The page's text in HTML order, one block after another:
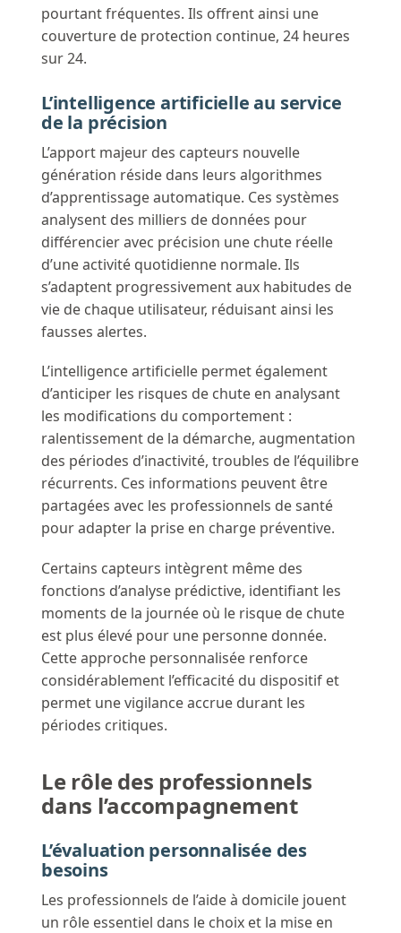
pourtant fréquentes. Ils offrent ainsi une
couverture de protection continue, 24 heures
sur 24.
L’intelligence artificielle au service
de la précision
L’apport majeur des capteurs nouvelle
génération réside dans leurs algorithmes
d’apprentissage automatique. Ces systèmes
analysent des milliers de données pour
différencier avec précision une chute réelle
d’une activité quotidienne normale. Ils
s’adaptent progressivement aux habitudes de
vie de chaque utilisateur, réduisant ainsi les
fausses alertes.
L’intelligence artificielle permet également
d’anticiper les risques de chute en analysant
les modifications du comportement :
ralentissement de la démarche, augmentation
des périodes d’inactivité, troubles de l’équilibre
récurrents. Ces informations peuvent être
partagées avec les professionnels de santé
pour adapter la prise en charge préventive.
Certains capteurs intègrent même des
fonctions d’analyse prédictive, identifiant les
moments de la journée où le risque de chute
est plus élevé pour une personne donnée.
Cette approche personnalisée renforce
considérablement l’efficacité du dispositif et
permet une vigilance accrue durant les
périodes critiques.
Le rôle des professionnels
dans l’accompagnement
L’évaluation personnalisée des
besoins
Les professionnels de l’aide à domicile jouent
un rôle essentiel dans le choix et la mise en